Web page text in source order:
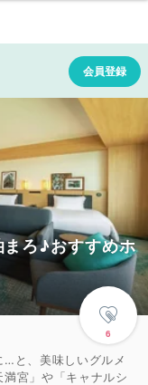
まろ♪おすすめホ
6
…と、美味しいグルメ
宮」や「キャナルシ